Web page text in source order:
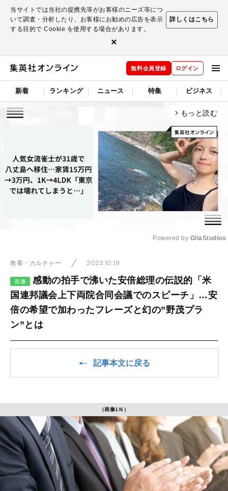
当サイトでは当社の提携先等がお客様のニーズ等につ
いて調査・分析したり、お客様にお勧めの広告を表示
する目的で Cookie を使用する場合があります。
詳しくはこちら
×
無料会員登録 ログイン
新着 ランキング ニュース 特集 ビジネス
arrow_forward_ios もっと読む
Powered by GliaStudios
教養・カルチャー 2023.10.19
画像
感動の拍手で沸いた安倍総理の伝説的「米
国連邦議会上下両院合同会議でのスピーチ」…安
倍の希望で加わったフレーズと幻の”野茂プラ
ン”とは
記事本文に戻る
（画像1/6）